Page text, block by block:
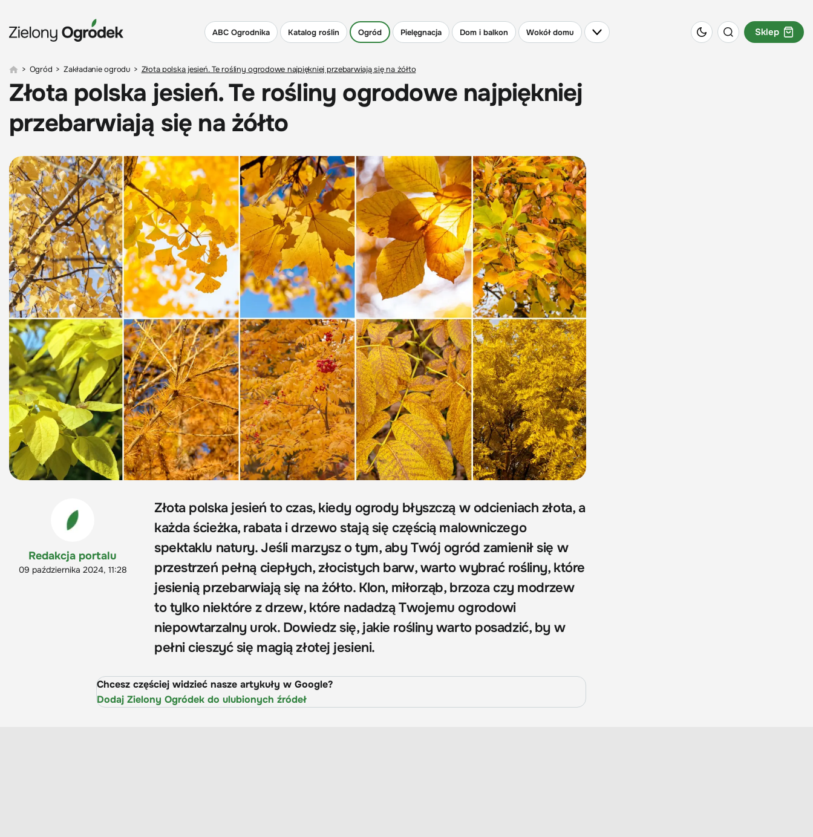
ABC Ogrodnika Katalog roślin Ogród Pielęgnacja Dom i balkon Wokół domu Sklep
> Ogród > Zakładanie ogrodu > Złota polska jesień. Te rośliny ogrodowe najpiękniej przebarwiają się na żółto
Złota polska jesień. Te rośliny ogrodowe najpiękniej
przebarwiają się na żółto
Redakcja portalu
09 października 2024, 11:28
Złota polska jesień to czas, kiedy ogrody błyszczą w odcieniach złota, a
każda ścieżka, rabata i drzewo stają się częścią malowniczego
spektaklu natury. Jeśli marzysz o tym, aby Twój ogród zamienił się w
przestrzeń pełną ciepłych, złocistych barw, warto wybrać rośliny, które
jesienią przebarwiają się na żółto. Klon, miłorząb, brzoza czy modrzew
to tylko niektóre z drzew, które nadadzą Twojemu ogrodowi
niepowtarzalny urok. Dowiedz się, jakie rośliny warto posadzić, by w
pełni cieszyć się magią złotej jesieni.
Chcesz częściej widzieć nasze artykuły w Google?
Dodaj Zielony Ogródek do ulubionych źródeł